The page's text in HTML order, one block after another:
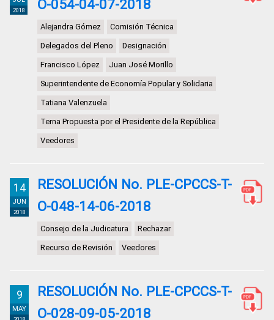
2018
O-054-04-07-2018
Alejandra Gómez Comisión Técnica
Delegados del Pleno Designación
Francisco López Juan José Morillo
Superintendente de Economía Popular y Solidaria
Tatiana Valenzuela
Terna Propuesta por el Presidente de la República
Veedores
14
JUN
2018
RESOLUCIÓN No. PLE-CPCCS-T-
O-048-14-06-2018
Consejo de la Judicatura Rechazar
Recurso de Revisión Veedores
9
MAY
RESOLUCIÓN No. PLE-CPCCS-T-
O-028-09-05-2018